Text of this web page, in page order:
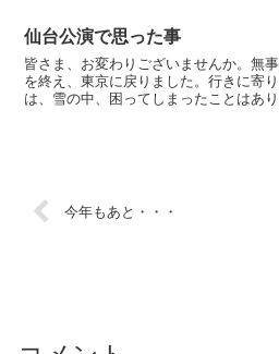
仙台公演で思った事
皆さま、お変わりございませんか。無
を終え、東京に戻りました。行きに寄
は、雪の中、困ってしまったことはあ
今年もあと・・・